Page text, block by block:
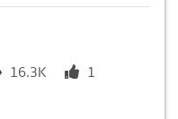
16.3K 1